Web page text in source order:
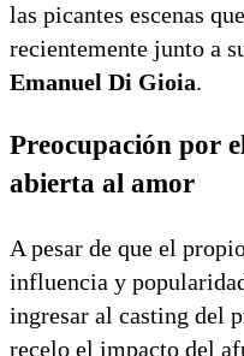
las picantes escenas
recientemente junto a
Emanuel Di Gioia.
Preocupación por
abierta al amor
A pesar de que el
influencia y
ingresar al casting del
recelo el impacto del